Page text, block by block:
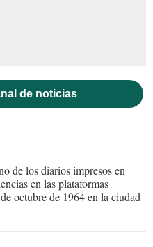
de noticias
de los diarios impresos en
en las plataformas
octubre de 1964 en la ciudad